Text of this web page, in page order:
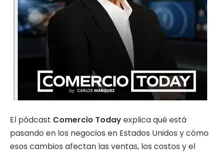
El pódcast Comercio Todayexplica qué está
pasando en los negocios en Estados Unidos y cómo
esos cambios afectan las ventas, los costos y el